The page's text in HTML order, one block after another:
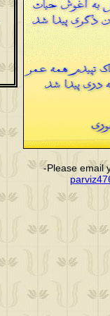
-Please email